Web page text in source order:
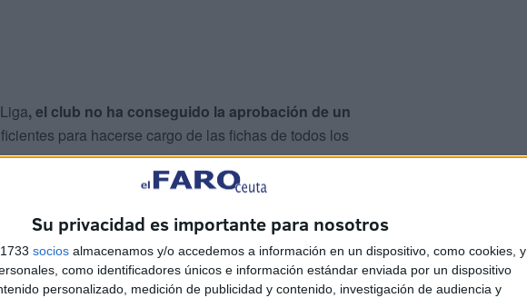
Su privacidad es importante para nosotros
socios almacenamos y/o accedemos a información en un dispositivo, como cookies, y
como identificadores únicos e información estándar enviada por un dispositivo
personalizado, medición de publicidad y contenido, investigación de audiencia y
, el club no ha conseguido la aprobación de un
para hacerse cargo de las fichas de todos los
los medios de comunicación cuando se le preguntó
importante, no me dejan avalar más", manifestó